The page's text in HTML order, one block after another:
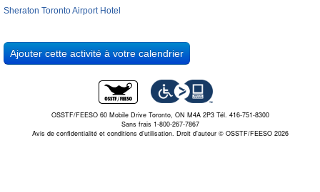
Sheraton Toronto Airport Hotel
OSSTF/FEESO 60 Mobile Drive Toronto, ON M4A 2P3 Tél. 416-751-8300
Sans frais 1-800-267-7867
Avis de confidentialité et conditions d’utilisation. Droit d'auteur © OSSTF/FEESO 2026